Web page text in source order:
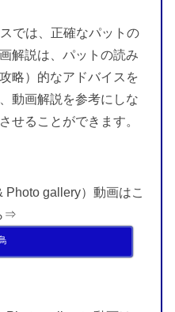
では、正確なパットの
解説は、パットの読み
略）的なアドバイスを
動画解説を参考にしな
せることができます。
gallery）動画はこ
⇒